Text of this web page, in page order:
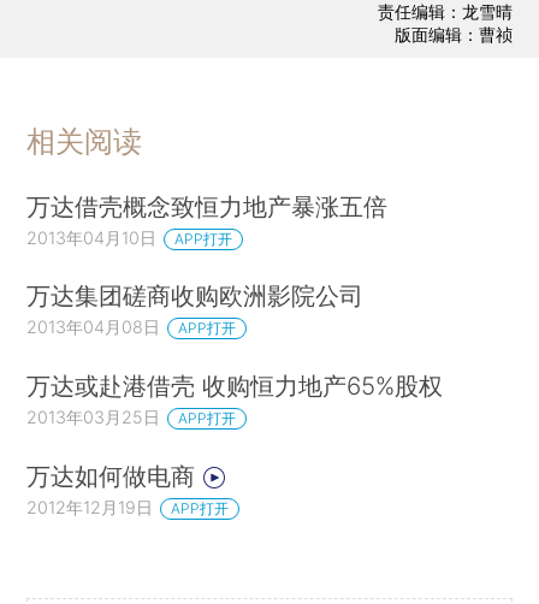
责任编辑：龙雪晴
版面编辑：曹祯
相关阅读
万达借壳概念致恒力地产暴涨五倍
2013年04月10日 APP打开
万达集团磋商收购欧洲影院公司
2013年04月08日 APP打开
万达或赴港借壳 收购恒力地产65%股权
2013年03月25日 APP打开
万达如何做电商
2012年12月19日 APP打开